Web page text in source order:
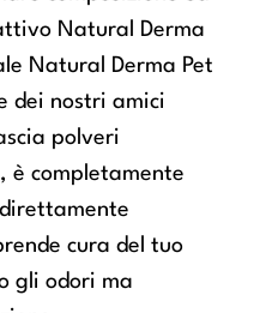
Natural Derma
Natural Derma Pet
dei nostri amici
polveri
è completamente
cura del tuo
gli odori ma